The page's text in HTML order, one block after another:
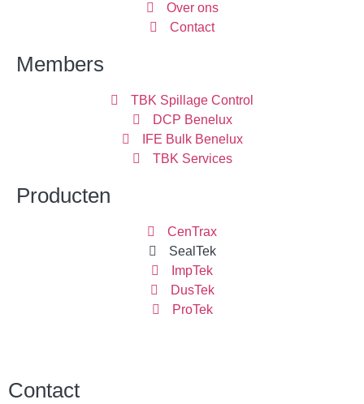
Over ons
Contact
Members
TBK Spillage Control
DCP Benelux
IFE Bulk Benelux
TBK Services
Producten
CenTrax
SealTek
ImpTek
DusTek
ProTek
Contact